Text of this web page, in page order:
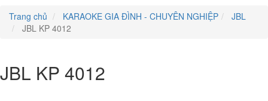
Trang chủ
KARAOKE GIA ĐÌNH - CHUYÊN NGHIỆP
JBL
JBL KP 4012
JBL KP 4012